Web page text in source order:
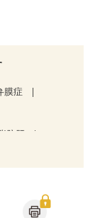
膜症
肪肝